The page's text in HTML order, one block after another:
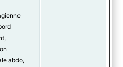
abdo,